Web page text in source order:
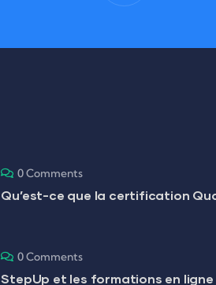
0 Comments
Qu’est-ce que la certification
0 Comments
StepUp et les formations en